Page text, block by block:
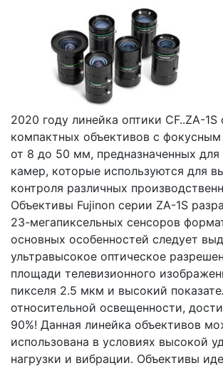
2020 году линейка оптики CF..ZA-1S
компактных объективов с
от 8 до 50 мм, предназначенных
камер, которые используются для
контроля различных
Объективы Fujinon серии ZA-1S
23-мегапиксельных сенсоров
основных особенностей следует
ультравысокое оптическое
площади телевизионного
пикселя 2.5 мкм и высокий
относительной освещенности,
90%! Данная линейка объективов
использована в условиях высокой
нагрузки и вибрации. Объективы